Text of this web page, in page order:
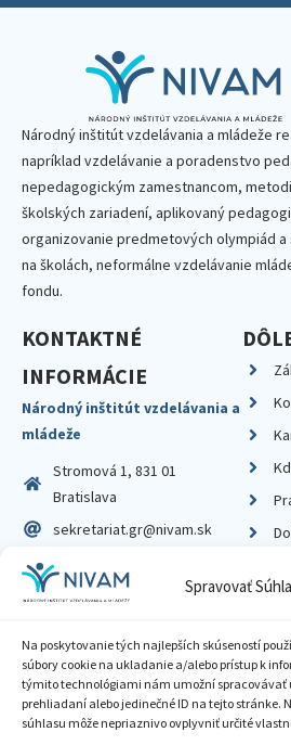
Spravovať
Na poskytovanie tých najlepších skúseností
súbory cookie na ukladanie a/alebo prístup k
týmito technológiami nám umožní spracovávať
prehliadaní alebo jedinečné ID na tejto stránke.
súhlasu môže nepriaznivo ovplyvniť určité
Národný inštitút vzdelávania a mládeže
napríklad vzdelávanie a poradenstvo
nepedagogickým zamestnancom,
školských zariadení, aplikovaný
organizovanie predmetových olympiád
na školách, neformálne vzdelávanie
fondu.
KONTAKTNÉ
INFORMÁCIE
Národný inštitút vzdelávania a
mládeže
Stromová 1, 831 01
Bratislava
sekretariat.gr@nivam.sk
IČO: 00164348
DIČ: 2020798714
Zásady ochrany